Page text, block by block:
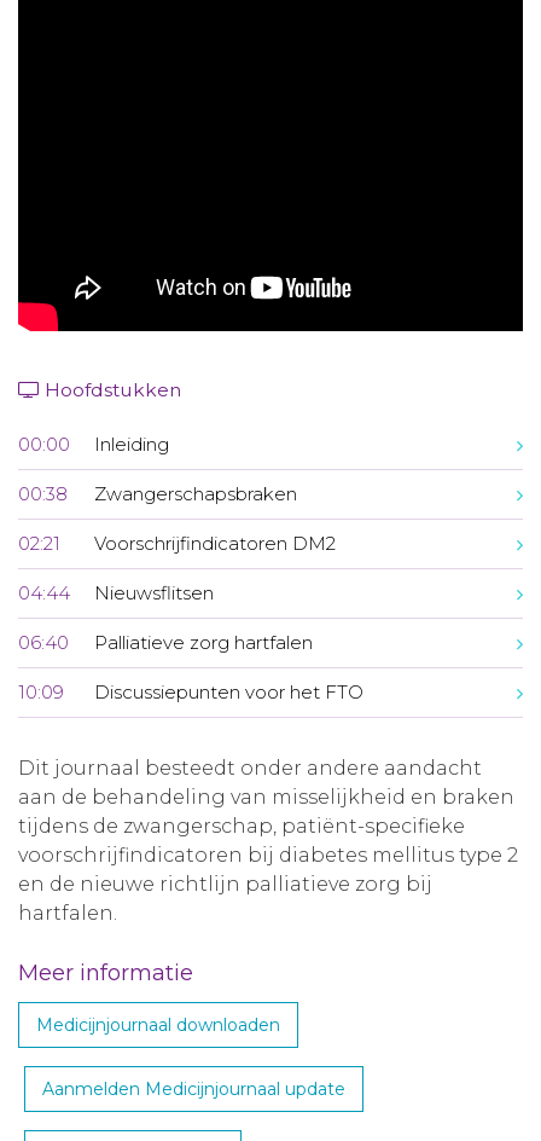
Hoofdstukken
00:00 Inleiding
00:38 Zwangerschapsbraken
02:21 Voorschrijfindicatoren DM2
04:44 Nieuwsflitsen
06:40 Palliatieve zorg hartfalen
10:09 Discussiepunten voor het FTO
Dit journaal besteedt onder andere aandacht
aan de behandeling van misselijkheid en braken
tijdens de zwangerschap, patiënt-specifieke
voorschrijfindicatoren bij diabetes mellitus type 2
en de nieuwe richtlijn palliatieve zorg bij
hartfalen.
Meer informatie
Medicijnjournaal downloaden
Aanmelden Medicijnjournaal update